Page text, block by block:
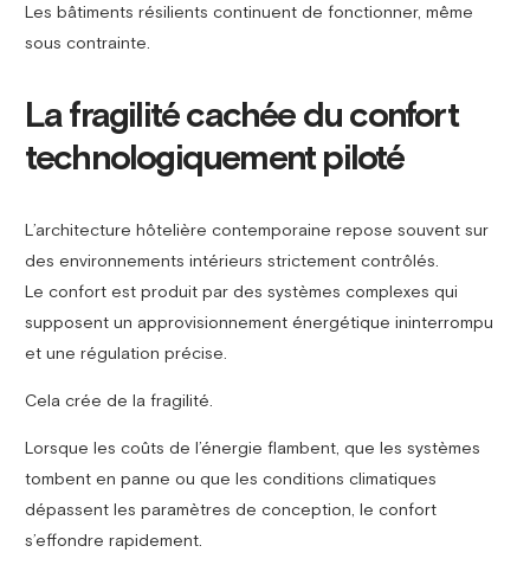
Les bâtiments résilients continuent de fonctionner, même
sous contrainte.
La fragilité cachée du confort
technologiquement piloté
L’architecture hôtelière contemporaine repose souvent sur
des environnements intérieurs strictement contrôlés.
Le confort est produit par des systèmes complexes qui
supposent un approvisionnement énergétique ininterrompu
et une régulation précise.
Cela crée de la fragilité.
Lorsque les coûts de l’énergie flambent, que les systèmes
tombent en panne ou que les conditions climatiques
dépassent les paramètres de conception, le confort
s’effondre rapidement.